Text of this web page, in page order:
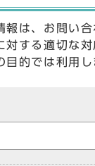
報は、お問い合
対する適切な
目的では利用し